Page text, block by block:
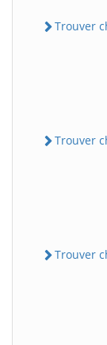
Trouver
Trouver
Trouver